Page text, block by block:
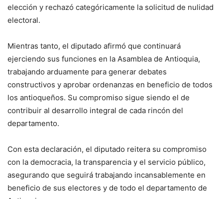
elección y rechazó categóricamente la solicitud de nulidad
electoral.
Mientras tanto, el diputado afirmó que continuará
ejerciendo sus funciones en la Asamblea de Antioquia,
trabajando arduamente para generar debates
constructivos y aprobar ordenanzas en beneficio de todos
los antioqueños. Su compromiso sigue siendo el de
contribuir al desarrollo integral de cada rincón del
departamento.
Con esta declaración, el diputado reitera su compromiso
con la democracia, la transparencia y el servicio público,
asegurando que seguirá trabajando incansablemente en
beneficio de sus electores y de todo el departamento de